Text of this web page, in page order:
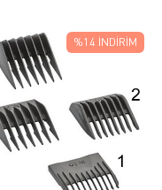
%14 İNDIRIM